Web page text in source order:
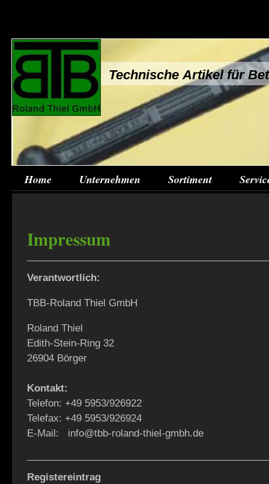
Technische Artikel für
Home Unternehmen Sortiment
Impressum
Verantwortlich:
TBB-Roland Thiel GmbH
Roland Thiel
Edith-Stein-Ring 32
26904 Börger
Kontakt:
Telefon: +49 5953/926922
Telefax: +49 5953/926924
E-Mail: info@tbb-roland-thiel-gmbh.de
Registereintrag